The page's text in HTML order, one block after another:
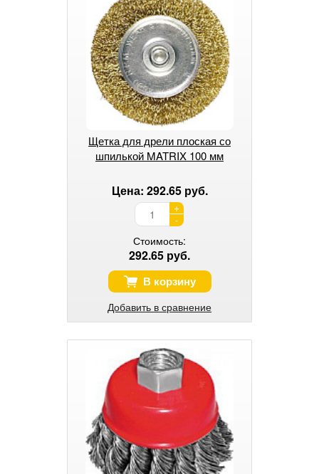
Щетка для дрели плоская со
шпилькой MATRIX 100 мм
Цена: 292.65 руб.
+
-
Стоимость:
292.65 руб.
В корзину
Добавить в сравнение